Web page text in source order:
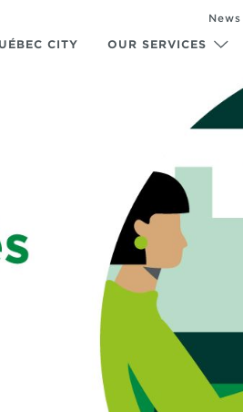
CITY OUR SERVICES
News